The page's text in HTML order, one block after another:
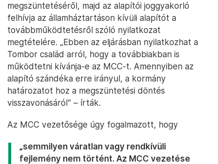
megszüntetéséről, majd az alapítói joggyakorló
felhívja az államháztartáson kívüli alapítót a
továbbműködtetésről szóló nyilatkozat
megtételére. „Ebben az eljárásban nyilatkozhat a
Tombor család arról, hogy a továbbiakban is
működtetni kívánja-e az MCC-t. Amennyiben az
alapító szándéka erre irányul, a kormány
határozatot hoz a megszüntetési döntés
visszavonásáról” – írták.
Az MCC vezetősége úgy fogalmazott, hogy
„semmilyen váratlan vagy rendkívüli
fejlemény nem történt. Az MCC vezetése